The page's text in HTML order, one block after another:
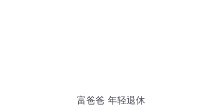
富爸爸 年轻退休